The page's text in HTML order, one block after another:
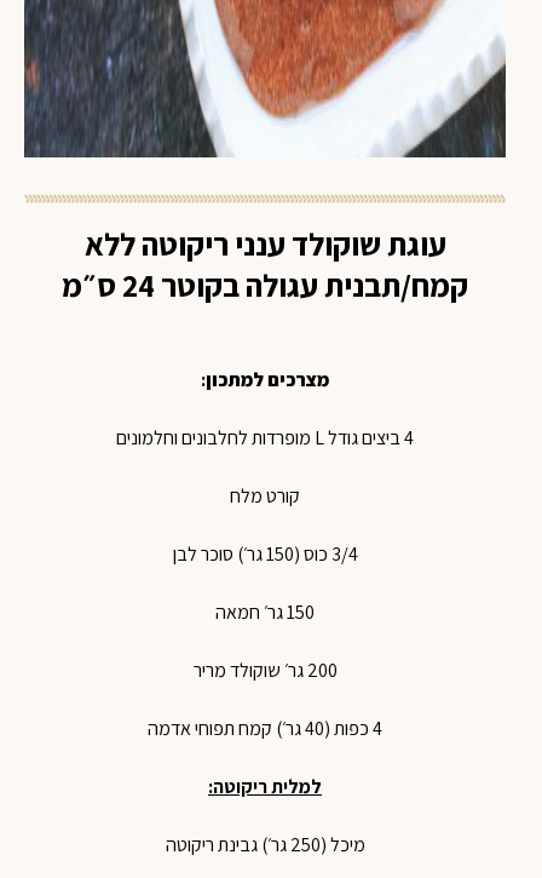
עוגת שוקולד ענני ריקוטה ללא
קמח/תבנית עגולה בקוטר 24 ס״מ
מצרכים למתכון:
4 ביצים גודל L מופרדות לחלבונים וחלמונים
קורט מלח
3/4 כוס (150 גר׳) סוכר לבן
150 גר׳ חמאה
200 גר׳ שוקולד מריר
4 כפות (40 גר׳) קמח תפוחי אדמה
למלית ריקוטה:
מיכל (250 גר׳) גבינת ריקוטה